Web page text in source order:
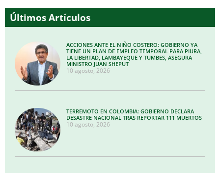
Últimos Artículos
ACCIONES ANTE EL NIÑO COSTERO: GOBIERNO YA
TIENE UN PLAN DE EMPLEO TEMPORAL PARA PIURA,
LA LIBERTAD, LAMBAYEQUE Y TUMBES, ASEGURA
MINISTRO JUAN SHEPUT
10 agosto, 2026
TERREMOTO EN COLOMBIA: GOBIERNO DECLARA
DESASTRE NACIONAL TRAS REPORTAR 111 MUERTOS
10 agosto, 2026